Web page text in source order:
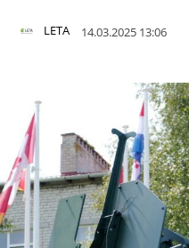
LETA 14.03.2025 13:06